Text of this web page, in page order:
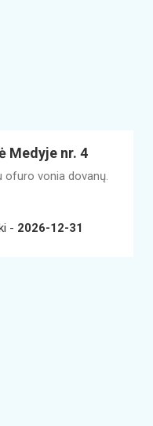
Medyje nr. 4
ofuro vonia dovanų.
- 2026-12-31